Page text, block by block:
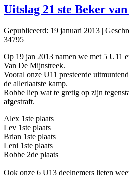
Uitslag 21 ste Beker
Gepubliceerd: 19 januari 2013 |
34795
Op 19 jan 2013 namen we met 5 U11
Van De Mijnstreek.
Vooral onze U11 presteerde
de allerlaatste kamp.
Robbe liep wat te gretig op zijn
afgestraft.
Alex 1ste plaats
Lev 1ste plaats
Brian 1ste plaats
Leni 1ste plaats
Robbe 2de plaats
Ook onze 6 U13 deelnemers lieten